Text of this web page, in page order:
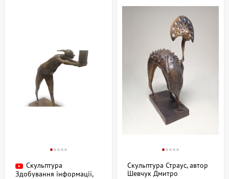
Скульптура
Здобування інформації,
Скульптура Страус, автор
Шевчук Дмитро